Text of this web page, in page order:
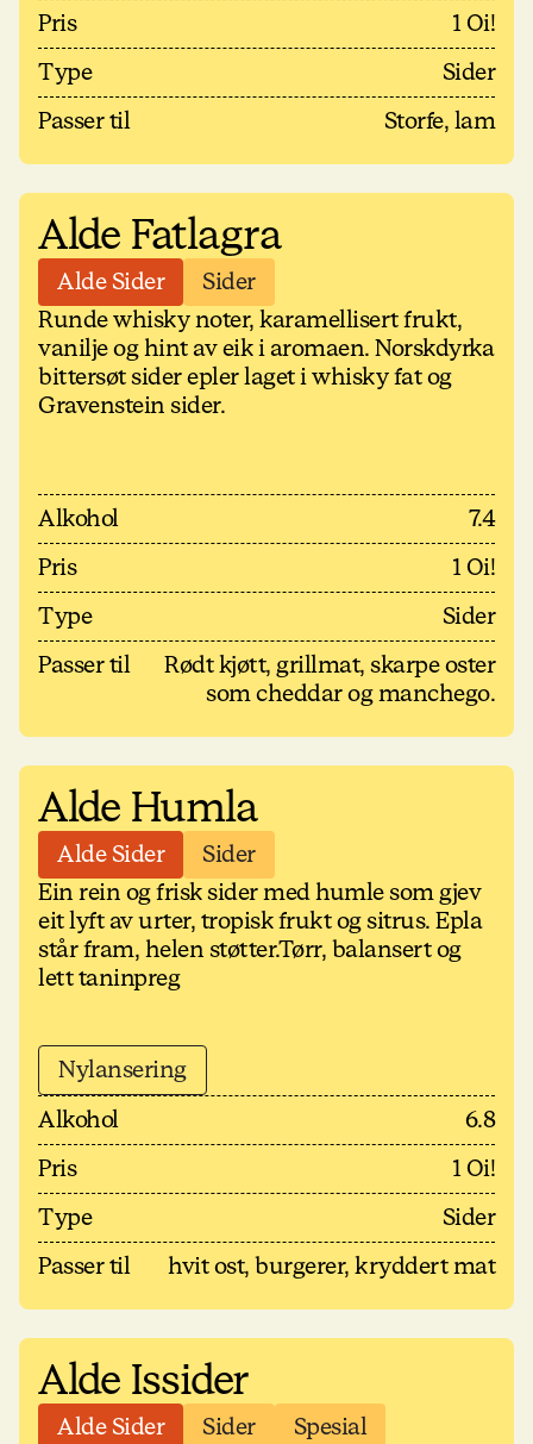
Pris
1 Oi!
Type
Sider
Passer til
Storfe, lam
Alde Fatlagra
Alde Sider
Sider
Runde whisky noter, karamellisert frukt,
vanilje og hint av eik i aromaen. Norskdyrka
bittersøt sider epler laget i whisky fat og
Gravenstein sider.
Alkohol
7.4
Pris
1 Oi!
Type
Sider
Passer til
Rødt kjøtt, grillmat, skarpe oster
som cheddar og manchego.
Alde Humla
Alde Sider
Sider
Ein rein og frisk sider med humle som gjev
eit lyft av urter, tropisk frukt og sitrus. Epla
står fram, helen støtter.Tørr, balansert og
lett taninpreg
Nylansering
Alkohol
6.8
Pris
1 Oi!
Type
Sider
Passer til
hvit ost, burgerer, kryddert mat
Alde Issider
Alde Sider Sider
Spesial